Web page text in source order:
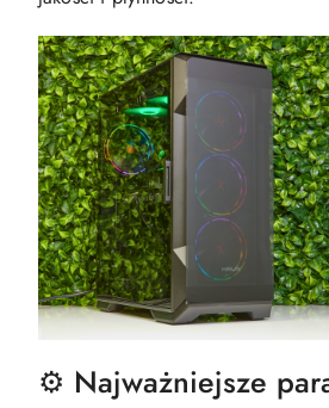
⚙️ Najważniejsze